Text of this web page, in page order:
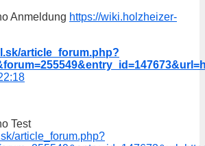
Anmeldung https://wiki.holzheizer-
article_forum.php?
Test
article_forum.php?